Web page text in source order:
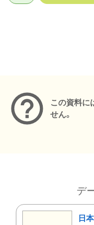
この資料に
せん。
デ
日